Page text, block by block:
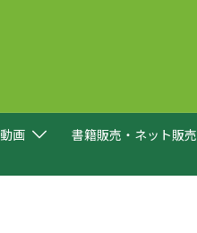
画 書籍販売・ネット販売